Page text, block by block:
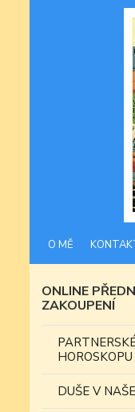
O MĚ
ONLINE
ZAKOUPENÍ
HOROSKOPU
DUŠE V